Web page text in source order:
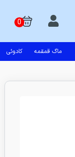
ماگ قمقمه کادوئی